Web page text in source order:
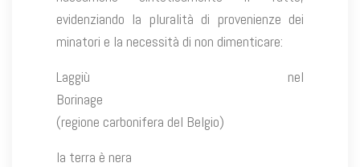
evidenziando la pluralità di provenienze dei
minatori e la necessità di non dimenticare:
Laggiù nel
Borinage
(regione carbonifera del Belgio)
la terra è nera